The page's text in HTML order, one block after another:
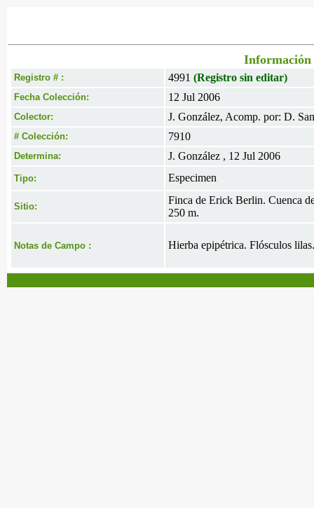
Información
Registro # : 4991 (Registro sin editar)
Fecha Colección: 12 Jul 2006
Colector: J. González, Acomp. por: D.
# Colección: 7910
Determina: J. González , 12 Jul 2006
Tipo: Especimen
Sitio:
Finca de Erick Berlin. Cuenca
250 m.
Notas de Campo : Hierba epipétrica. Flósculos lilas.